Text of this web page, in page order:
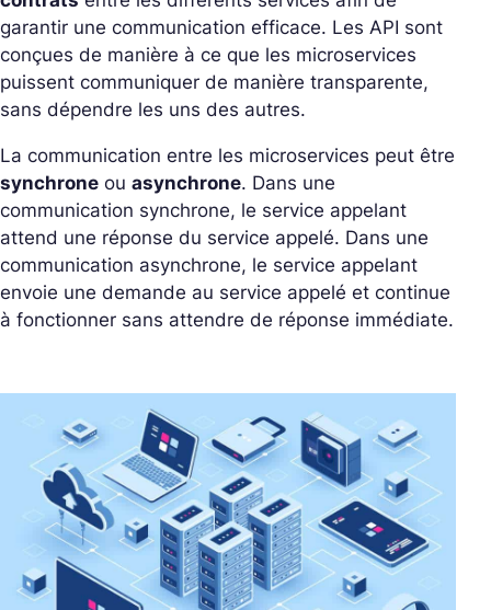
garantir une communication efficace. Les API sont
conçues de manière à ce que les microservices
puissent communiquer de manière transparente,
sans dépendre les uns des autres.
La communication entre les microservices peut être
synchrone ou asynchrone. Dans une
communication synchrone, le service appelant
attend une réponse du service appelé. Dans une
communication asynchrone, le service appelant
envoie une demande au service appelé et continue
à fonctionner sans attendre de réponse immédiate.